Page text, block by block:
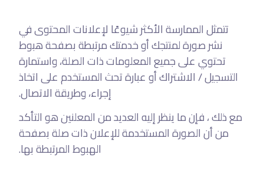
تتمثل الممارسة الأكثر شيوعًا لإعلانات المحتوى في
نشر صورة لمنتجك أو خدمتك مرتبطة بصفحة هبوط
تحتوي على جميع المعلومات ذات الصلة، واستمارة
التسجيل / الاشتراك أو عبارة تحث المستخدم على اتخاذ
إجراء، وطريقة الاتصال.
مع ذلك ، فإن ما ينظر إليه العديد من المعلنين هو التأكد
من أن الصورة المستخدمة للإعلان ذات صلة بصفحة
الهبوط المرتبطة بها.